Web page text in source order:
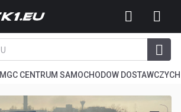
MGC CENTRUM SAMOCHODOW DOSTAWCZYCH